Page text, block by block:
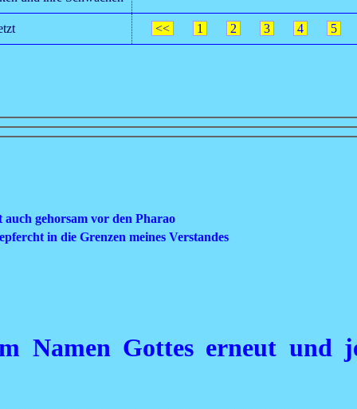
<< 1 2 3 4 5
gehorsam vor den Pharao
in die Grenzen meines Verstandes
Gottes erneut und